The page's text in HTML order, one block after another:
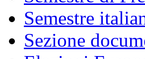
Semestre
Sezione